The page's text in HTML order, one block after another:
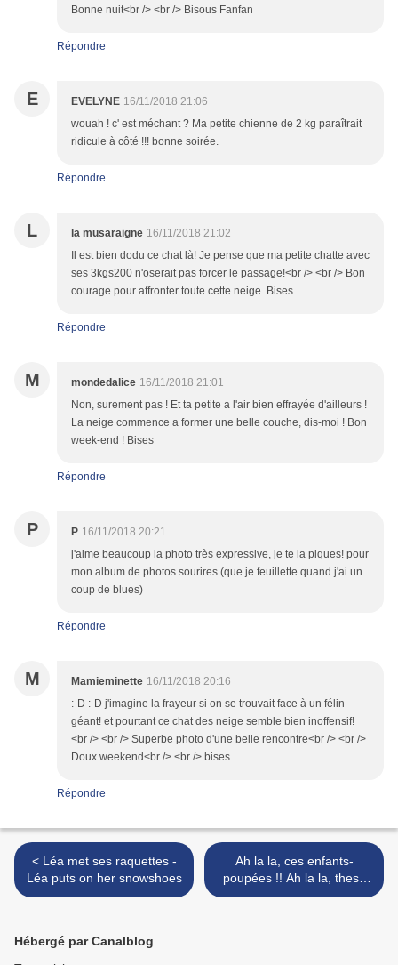
Bonne nuit<br /> <br /> Bisous Fanfan
Répondre
E EVELYNE 16/11/2018 21:06
wouah ! c' est méchant ? Ma petite chienne de 2 kg paraîtrait
ridicule à côté !!! bonne soirée.
Répondre
L la musaraigne 16/11/2018 21:02
Il est bien dodu ce chat là! Je pense que ma petite chatte avec
ses 3kgs200 n'oserait pas forcer le passage!<br /> <br /> Bon
courage pour affronter toute cette neige. Bises
Répondre
M mondedalice 16/11/2018 21:01
Non, surement pas ! Et ta petite a l'air bien effrayée d'ailleurs !
La neige commence a former une belle couche, dis-moi ! Bon
week-end ! Bises
Répondre
P P 16/11/2018 20:21
j'aime beaucoup la photo très expressive, je te la piques! pour
mon album de photos sourires (que je feuillette quand j'ai un
coup de blues)
Répondre
M Mamieminette 16/11/2018 20:16
:-D :-D j'imagine la frayeur si on se trouvait face à un félin
géant! et pourtant ce chat des neige semble bien inoffensif!
<br /> <br /> Superbe photo d'une belle rencontre<br /> <br />
Doux weekend<br /> <br /> bises
Répondre
< Léa met ses raquettes -
Léa puts on her snowshoes
Ah la la, ces enfants-
poupées !! Ah la la, these
child-dolls !! >
Hébergé par Canalblog